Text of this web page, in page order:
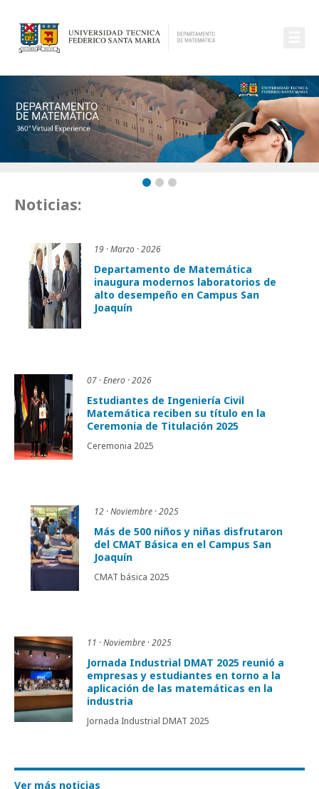
Noticias:
19 · Marzo · 2026
Departamento de Matemática
inaugura modernos laboratorios de
alto desempeño en Campus San
Joaquín
07 · Enero · 2026
Estudiantes de Ingeniería Civil
Matemática reciben su título en la
Ceremonia de Titulación 2025
Ceremonia 2025
12 · Noviembre · 2025
Más de 500 niños y niñas disfrutaron
del CMAT Básica en el Campus San
Joaquín
CMAT básica 2025
11 · Noviembre · 2025
Jornada Industrial DMAT 2025 reunió a
empresas y estudiantes en torno a la
aplicación de las matemáticas en la
industria
Jornada Industrial DMAT 2025
Ver más noticias